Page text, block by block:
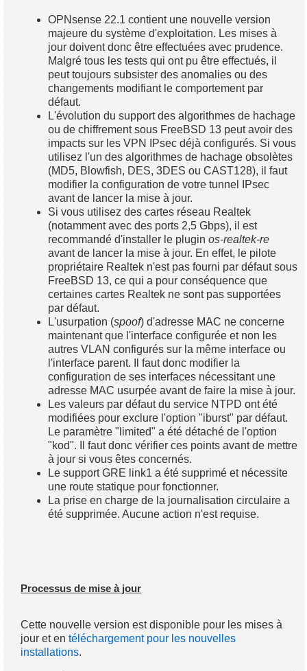
OPNsense 22.1 contient une nouvelle version
majeure du système d'exploitation. Les mises à
jour doivent donc être effectuées avec prudence.
Malgré tous les tests qui ont pu être effectués, il
peut toujours subsister des anomalies ou des
changements modifiant le comportement par
défaut.
L'évolution du support des algorithmes de hachage
ou de chiffrement sous FreeBSD 13 peut avoir des
impacts sur les VPN IPsec déjà configurés. Si vous
utilisez l'un des algorithmes de hachage obsolètes
(MD5, Blowfish, DES, 3DES ou CAST128), il faut
modifier la configuration de votre tunnel IPsec
avant de lancer la mise à jour.
Si vous utilisez des cartes réseau Realtek
(notamment avec des ports 2,5 Gbps), il est
recommandé d'installer le pluginos-realtek-re
avant de lancer la mise à jour. En effet, le pilote
propriétaire Realtek n'est pas fourni par défaut sous
FreeBSD 13, ce qui a pour conséquence que
certaines cartes Realtek ne sont pas supportées
par défaut.
L'usurpation (spoof) d'adresse MAC ne concerne
maintenant que l'interface configurée et non les
autres VLAN configurés sur la même interface ou
l'interface parent. Il faut donc modifier la
configuration de ses interfaces nécessitant une
adresse MAC usurpée avant de faire la mise à jour.
Les valeurs par défaut du service NTPD ont été
modifiées pour exclure l'option "iburst" par défaut.
Le paramètre "limited" a été détaché de l'option
"kod". Il faut donc vérifier ces points avant de mettre
à jour si vous êtes concernés.
Le support GRE link1 a été supprimé et nécessite
une route statique pour fonctionner.
La prise en charge de la journalisation circulaire a
été supprimée. Aucune action n'est requise.
Processus de mise à jour
Cette nouvelle version est disponible pour les mises à
jour et entéléchargement pour les nouvelles
installations.